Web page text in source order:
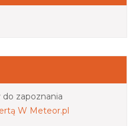
do zapoznania
W Meteor.pl